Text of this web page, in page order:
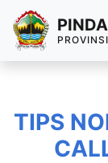
TIPS